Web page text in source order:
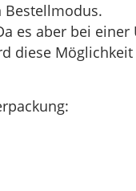
Bestellmodus.
es aber bei
diese